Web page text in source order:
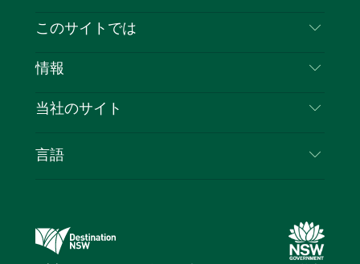
ス
ッ
タ
レ
ト
お問い合わせ
クッキーに関する通知
このサイトでは
目的地
イベント
情報
旅行情報
NSWでのビジネス
当社のサイト
デスティネーション・ニュー・サウス・ウェール
言語